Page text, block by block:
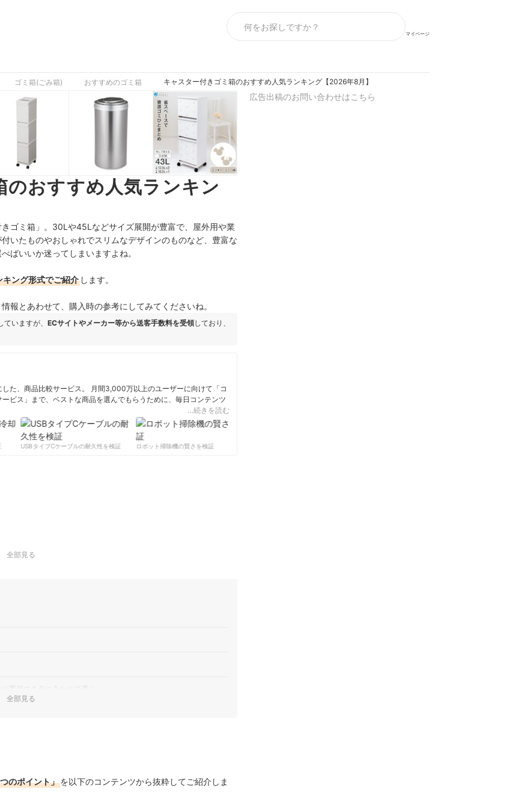
マイページ
ゴミ箱(ごみ箱) おすすめのゴミ箱 キャスター付きゴミ箱のおすすめ人気ランキング【2026年8月】
のおすすめ人気ランキン
ゴミ箱」。30Lや45Lなどサイズ展開が豊富で、屋外用や業
いたものやおしゃれでスリムなデザインのものなど、豊富な
ばいいか迷ってしまいますよね。
ング形式でご紹介 します。
報とあわせて、購入時の参考にしてみてくださいね。
いますが、 ECサイトやメーカー等から送客手数料を受領しており、
た、商品比較サービス。 月間3,000万以上のユーザーに向けて「コ
ビス」まで、ベストな商品を選んでもらうために、毎日コンテンツ
…続きを読む
USBタイプCケーブルの耐久性を検証 ロボット掃除機の賢さを検証
全部見る
重視する点に合わせて選ぶ
全部見る
のポイント」を以下のコンテンツから抜粋してご紹介しま
広告出稿のお問い合わせはこちら